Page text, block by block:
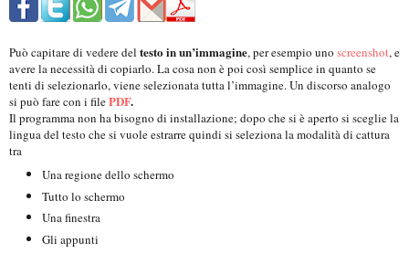
Può capitare di vedere del testo in un’immagine, per esempio uno screenshot, e
avere la necessità di copiarlo. La cosa non è poi così semplice in quanto se
tenti di selezionarlo, viene selezionata tutta l’immagine. Un discorso analogo
si può fare con i filePDF.
Il programma non ha bisogno di installazione; dopo che si è aperto si sceglie la
lingua del testo che si vuole estrarre quindi si seleziona la modalità di cattura
tra
Una regione dello schermo
Tutto lo schermo
Una finestra
Gli appunti